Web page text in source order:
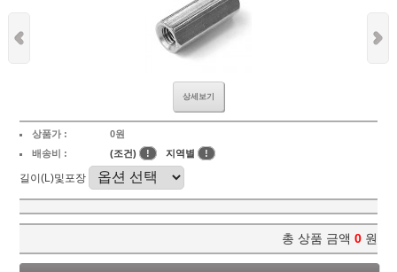
상세보기
상품가 :
0원
배송비 :
(조건) ! 지역별 !
길이(L)및포장
총 상품 금액 0 원